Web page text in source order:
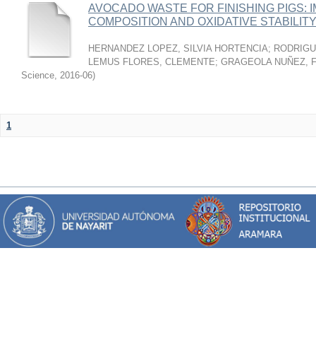
AVOCADO WASTE FOR FINISHING PIGS:
COMPOSITION AND OXIDATIVE
HERNANDEZ LOPEZ, SILVIA HORTENCIA;
LEMUS FLORES, CLEMENTE; GRAGEOLA NUÑEZ,
Science, 2016-06)
1